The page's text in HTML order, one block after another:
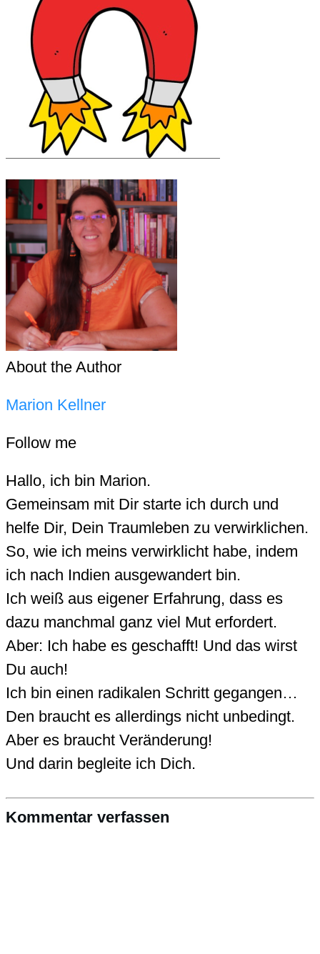
About the Author
Marion Kellner
Follow me
Hallo, ich bin Marion.
Gemeinsam mit Dir starte ich durch und
helfe Dir, Dein Traumleben zu verwirklichen.
So, wie ich meins verwirklicht habe, indem
ich nach Indien ausgewandert bin.
Ich weiß aus eigener Erfahrung, dass es
dazu manchmal ganz viel Mut erfordert.
Aber: Ich habe es geschafft! Und das wirst
Du auch!
Ich bin einen radikalen Schritt gegangen…
Den braucht es allerdings nicht unbedingt.
Aber es braucht Veränderung!
Und darin begleite ich Dich.
Kommentar verfassen